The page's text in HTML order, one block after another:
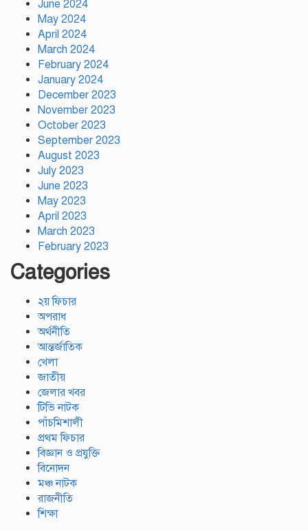
June 2024
May 2024
April 2024
March 2024
February 2024
January 2024
December 2023
November 2023
October 2023
September 2023
August 2023
July 2023
June 2023
May 2023
April 2023
March 2023
February 2023
Categories
২য় ফিচার
অপরাধ
অর্থনীতি
আন্তর্জাতিক
খেলা
জাতীয়
জেলার খবর
টিভি নাটক
পাঁচমিশালী
প্রথম ফিচার
বিজ্ঞান ও প্রযুক্তি
বিনোদন
মঞ্চ নাটক
রাজনীতি
শিক্ষা